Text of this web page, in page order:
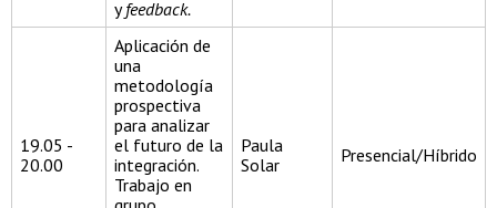
yfeedback.
19.05 -
20.00
Aplicación de
una
metodología
prospectiva
para analizar
el futuro de la
integración.
Trabajo en
Paula
Solar
Presencial/Híbrido